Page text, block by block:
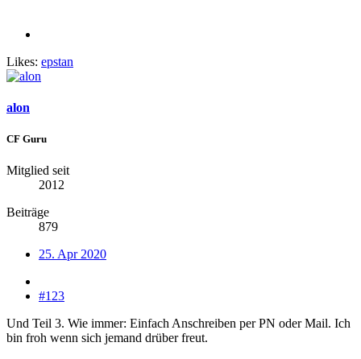
Likes: epstan
alon
CF Guru
Mitglied seit
2012
Beiträge
879
25. Apr 2020
#123
Und Teil 3. Wie immer: Einfach Anschreiben per PN oder Mail. Ich
bin froh wenn sich jemand drüber freut.